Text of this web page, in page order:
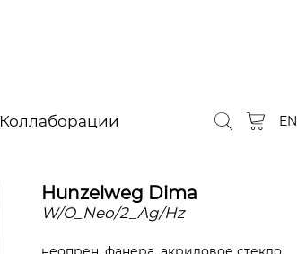
Коллаборации EN
Hunzelweg Dima
W/O_Neo/2_Ag/Hz